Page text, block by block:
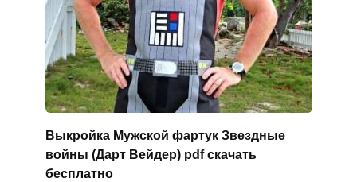
Выкройка Мужской фартук Звездные
войны (Дарт Вейдер) pdf скачать
бесплатно